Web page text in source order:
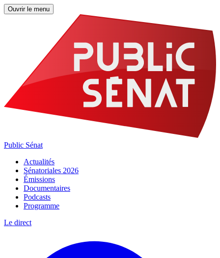
Ouvrir le menu
Public Sénat
Actualités
Sénatoriales 2026
Émissions
Documentaires
Podcasts
Programme
Le direct